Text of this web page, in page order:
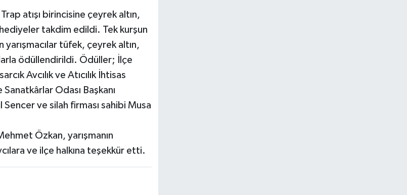
atışı birincisine çeyrek altın,
takdim edildi. Tek kurşun
tüfek, çeyrek altın,
ödüllendirildi. Ödüller; İlçe
Avcılık ve Atıcılık İhtisas
Odası Başkanı
Sencer ve silah firması sahibi Musa
Özkan, yarışmanın
ve ilçe halkına teşekkür etti.